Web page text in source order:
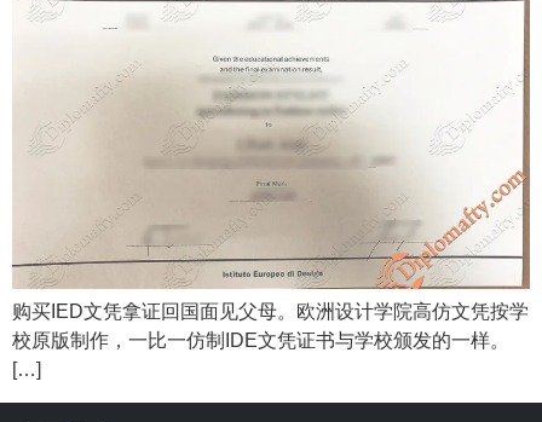
购买IED文凭拿证回国面见父母。欧洲设计学院高仿文凭按学
校原版制作，一比一仿制IDE文凭证书与学校颁发的一样。
[…]